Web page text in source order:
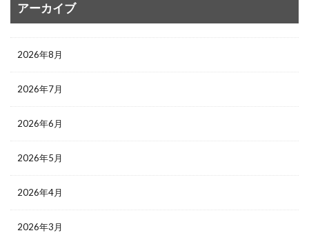
アーカイブ
2026年8月
2026年7月
2026年6月
2026年5月
2026年4月
2026年3月